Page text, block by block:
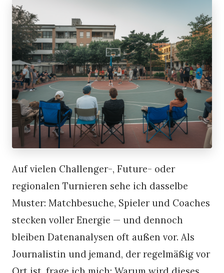
Auf vielen Challenger-, Future- oder
regionalen Turnieren sehe ich dasselbe
Muster: Matchbesuche, Spieler und Coaches
stecken voller Energie — und dennoch
bleiben Datenanalysen oft außen vor. Als
Journalistin und jemand, der regelmäßig vor